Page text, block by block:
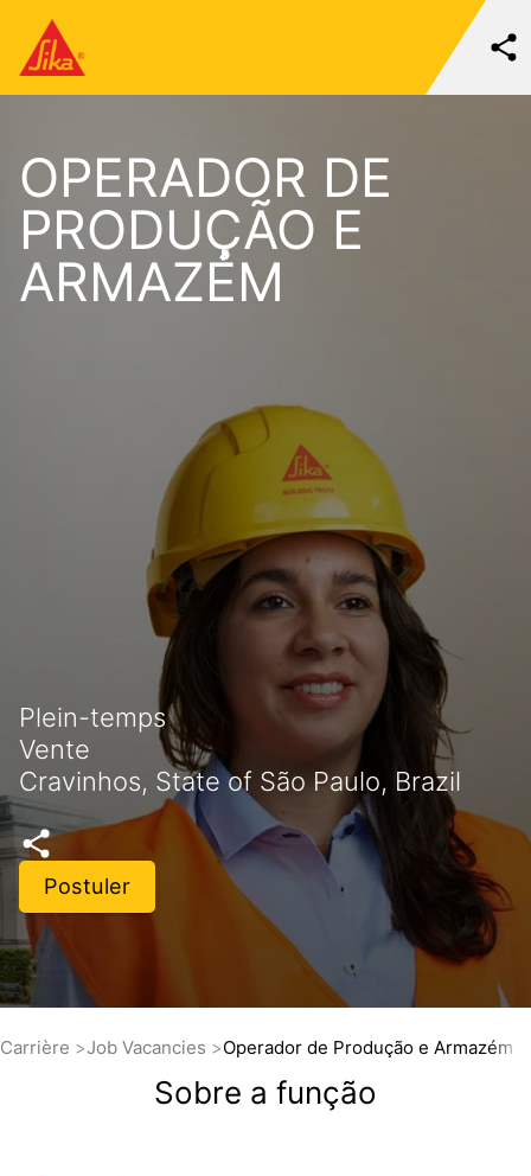
OPERADOR DE
PRODUÇÃO E
ARMAZÉM
Plein-temps
Vente
Cravinhos, State of São Paulo, Brazil
Postuler
Carrière Job Vacancies Operador de Produção e Armazém
Sobre a função